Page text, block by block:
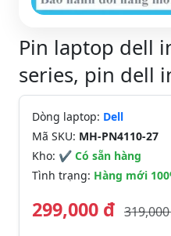
Pin laptop dell
series, pin dell
Dòng laptop: Dell
Mã SKU: MH-PN4110-27
Kho: ✔ Có sẵn hàng
Tình trạng: Hàng mới
299,000 đ